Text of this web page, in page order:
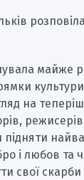
майже
на
підняти
і любов та
свої